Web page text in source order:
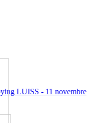
LUISS - 11 novembre